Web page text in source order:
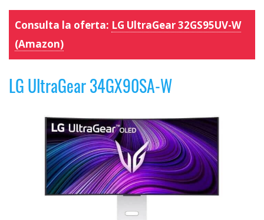
Consulta la oferta: LG UltraGear 32GS95UV-W
(Amazon)
LG UltraGear 34GX90SA-W